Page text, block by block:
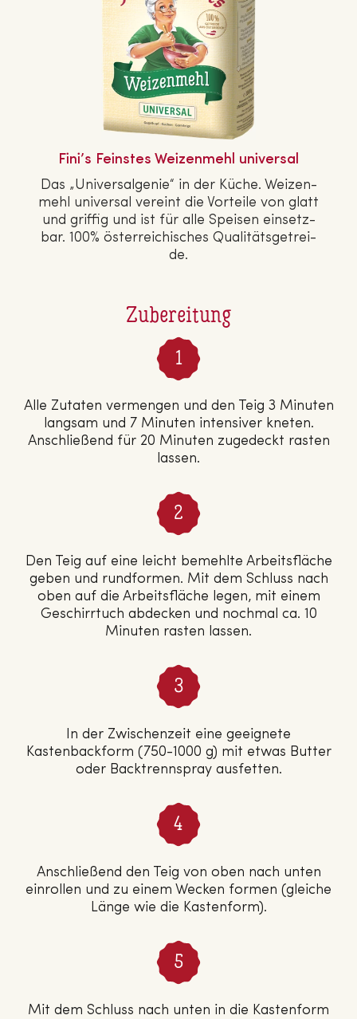
Zubereitung
Alle Zutaten vermengen und den Teig 3 Minuten
langsam und 7 Minuten intensiver kneten.
Anschließend für 20 Minuten zugedeckt rasten
lassen.
Den Teig auf eine leicht bemehlte Arbeitsfläche
geben und rundformen. Mit dem Schluss nach
oben auf die Arbeitsfläche legen, mit einem
Geschirrtuch abdecken und nochmal ca. 10
Minuten rasten lassen.
In der Zwischenzeit eine geeignete
Kastenbackform (750-1000 g) mit etwas Butter
oder Backtrennspray ausfetten.
Anschließend den Teig von oben nach unten
einrollen und zu einem Wecken formen (gleiche
Länge wie die Kastenform).
Mit dem Schluss nach unten in die Kastenform
Fini’s Feinstes Wei­zen­mehl universal
Das „Uni­ver­sal­ge­nie“ in der Küche. Wei­zen­
mehl universal vereint die Vorteile von glatt
und griffig und ist für alle Speisen ein­setz­
bar. 100% ös­ter­rei­chi­sches Qua­li­täts­ge­trei­
de.